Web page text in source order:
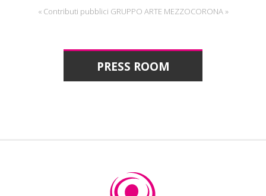
« Contributi pubblici GRUPPO ARTE MEZZOCORONA »
PRESS ROOM